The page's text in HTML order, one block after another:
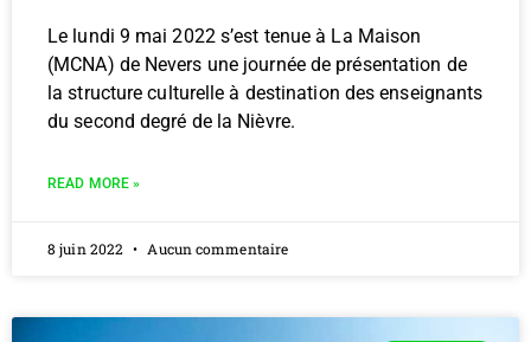
Le lundi 9 mai 2022 s’est tenue à La Maison
(MCNA) de Nevers une journée de présentation de
la structure culturelle à destination des enseignants
du second degré de la Nièvre.
READ MORE »
8 juin 2022 Aucun commentaire